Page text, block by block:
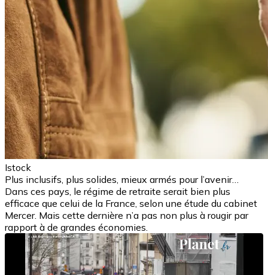
Istock
Plus inclusifs, plus solides, mieux armés pour l’avenir…
Dans ces pays, le régime de retraite serait bien plus
efficace que celui de la France, selon une étude du cabinet
Mercer. Mais cette dernière n’a pas non plus à rougir par
rapport à de grandes économies.